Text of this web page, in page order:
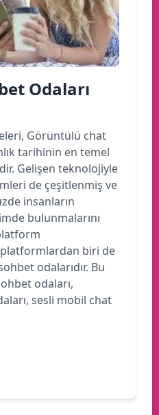
Odaları
Görüntülü chat
tarihinin en temel
Gelişen teknolojiyle
de çeşitlenmiş ve
insanların
bulunmalarını
platformlardan biri de
odalarıdır. Bu
odaları,
sesli mobil chat